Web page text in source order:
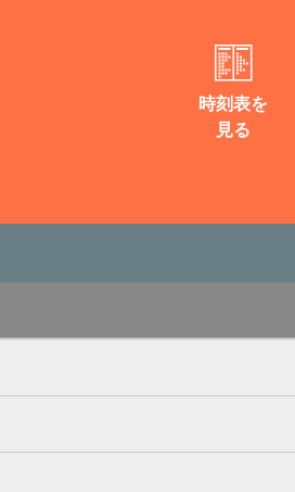
時刻表を
見る